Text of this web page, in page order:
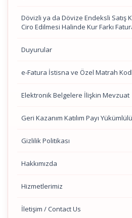
Dövizli ya da Dövize Endeksli Satış
Ciro Edilmesi Halinde Kur Farkı
Duyurular
e-Fatura İstisna ve Özel Matrah
Elektronik Belgelere İlişkin Mevzuat
Geri Kazanım Katılım Payı
Gizlilik Politikası
Hakkımızda
Hizmetlerimiz
İletişim / Contact Us